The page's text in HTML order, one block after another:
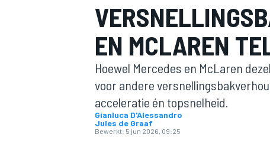
MOTOGP
EN MCLAREN
Hoewel Mercedes en McLaren
voor andere
acceleratie én topsnelheid.
Gianluca D'Alessandro
Jules de Graaf
Bewerkt: 5 jun 2026, 09:25